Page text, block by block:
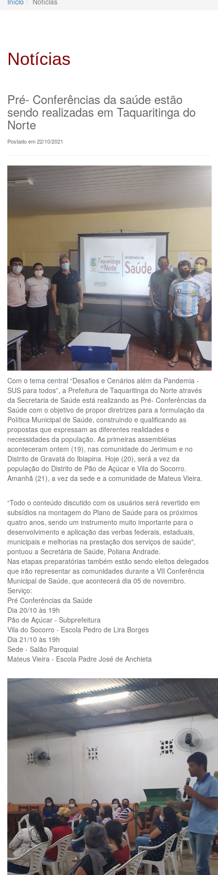
Notícias
Pré- Conferências da saúde estão
sendo realizadas em Taquaritinga do
Norte
Postado em 22/10/2021
Com o tema central “Desafios e Cenários além da Pandemia -
SUS para todos”, a Prefeitura de Taquaritinga do Norte através
da Secretaria de Saúde está realizando as Pré- Conferências da
Saúde com o objetivo de propor diretrizes para a formulação da
Política Municipal de Saúde, construindo e qualificando as
propostas que expressam as diferentes realidades e
necessidades da população. As primeiras assembléias
aconteceram ontem (19), nas comunidade do Jerimum e no
Distrito de Gravatá do Ibiapina. Hoje (20), será a vez da
população do Distrito de Pão de Açúcar e Vila do Socorro.
Amanhã (21), a vez da sede e a comunidade de Mateus Vieira.
“Todo o conteúdo discutido com os usuários será revertido em
subsídios na montagem do Plano de Saúde para os próximos
quatro anos, sendo um instrumento muito importante para o
desenvolvimento e aplicação das verbas federais, estaduais,
municipais e melhorias na prestação dos serviços de saúde",
pontuou a Secretária de Saúde, Poliana Andrade.
Nas etapas preparatórias também estão sendo eleitos delegados
que irão representar as comunidades durante a VII Conferência
Municipal de Saúde, que acontecerá dia 05 de novembro.
Serviço:
Pré Conferências da Saúde
Dia 20/10 às 19h
Pão de Açúcar - Subprefeitura
Vila do Socorro - Escola Pedro de Lira Borges
Dia 21/10 às 19h
Sede - Salão Paroquial
Mateus Vieira - Escola Padre José de Anchieta